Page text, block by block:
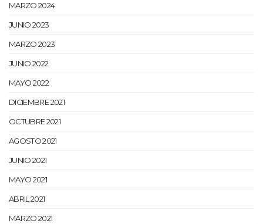
MARZO 2024
JUNIO 2023
MARZO 2023
JUNIO 2022
MAYO 2022
DICIEMBRE 2021
OCTUBRE 2021
AGOSTO 2021
JUNIO 2021
MAYO 2021
ABRIL 2021
MARZO 2021